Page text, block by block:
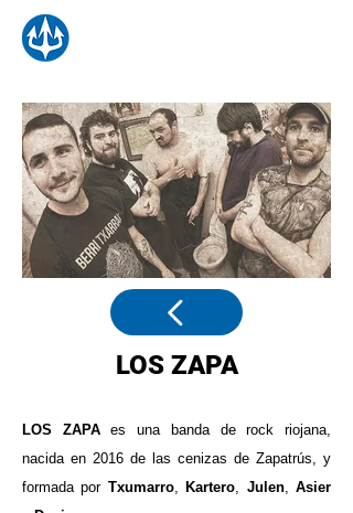
LOS ZAPA
LOS ZAPAes una banda de rock riojana,
nacida en 2016 de las cenizas de Zapatrús, y
formada por Txumarro, Kartero, Julen, Asier